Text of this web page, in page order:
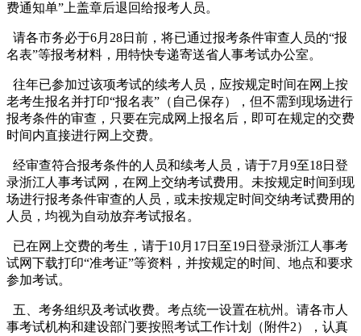
费通知单”上盖章后退回给报考人员。
请各市务必于6月28日前，将已通过报考条件审查人员的“报
名表”等报考材料，用特快专递寄送省人事考试办公室。
往年已参加过该项考试的续考人员，应按规定时间在网上按
老考生报名并打印“报名表”（自己保存），但不需到现场进行
报考条件的审查，只要在完成网上报名后，即可在规定的交费
时间内直接进行网上交费。
经审查符合报考条件的人员和续考人员，请于7月9至18日登
录浙江人事考试网，在网上交纳考试费用。未按规定时间到现
场进行报考条件审查的人员，或未按规定时间交纳考试费用的
人员，均视为自动放弃考试报名。
已在网上交费的考生，请于10月17日至19日登录浙江人事考
试网下载打印“准考证”等资料，并按规定的时间、地点和要求
参加考试。
五、考务组织及考试收费。考点统一设置在杭州。请各市人
事考试机构和建设部门要按照考试工作计划（附件2），认真